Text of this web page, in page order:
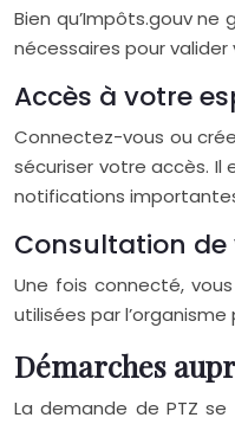
Bien qu’Impôts.gouv
nécessaires pour
Accès à votre
Connectez-vous ou
sécuriser votre accès.
notifications
Consultation de
Une fois connecté,
utilisées par
Démarches
La demande de PTZ